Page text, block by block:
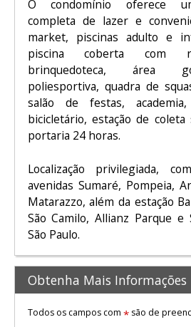
O condomínio oferece
completa de lazer e
market, piscinas adulto e
piscina coberta com
brinquedoteca, área
poliesportiva, quadra de
salão de festas,
bicicletário, estação de
portaria 24 horas.
Localização privilegiada,
avenidas Sumaré, Pompeia,
Matarazzo, além da estação
São Camilo, Allianz Parque
São Paulo.
Obtenha Mais Informações
Todos os campos com *são de